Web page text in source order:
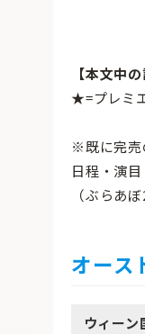
【本文中の
★=プレミ
※既に完売
日程・演
（ぶらあ
オース
ウィー